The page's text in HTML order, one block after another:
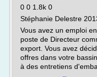
0 0 1.8k 0
Stéphanie Delestre
Vous avez un emploi
poste de Directeur
export. Vous avez
offres dans votre
à des entretiens